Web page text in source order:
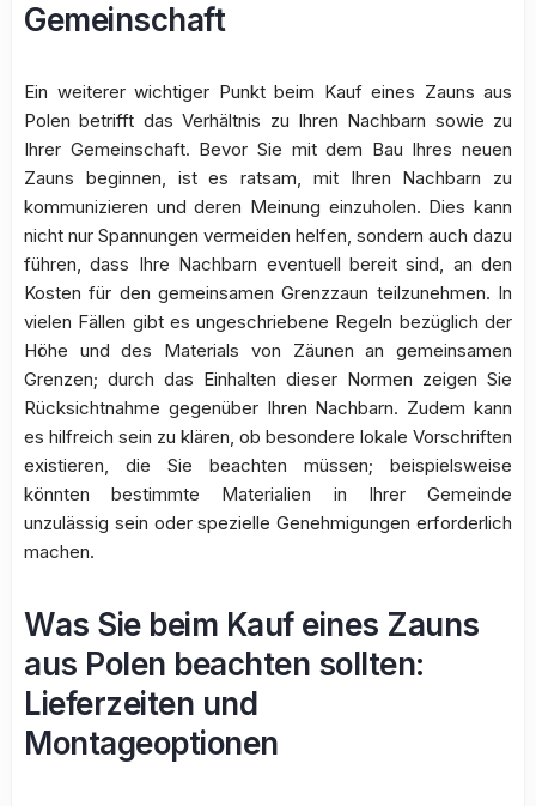
Gemeinschaft
Ein weiterer wichtiger Punkt beim Kauf eines Zauns aus
Polen betrifft das Verhältnis zu Ihren Nachbarn sowie zu
Ihrer Gemeinschaft. Bevor Sie mit dem Bau Ihres neuen
Zauns beginnen, ist es ratsam, mit Ihren Nachbarn zu
kommunizieren und deren Meinung einzuholen. Dies kann
nicht nur Spannungen vermeiden helfen, sondern auch dazu
führen, dass Ihre Nachbarn eventuell bereit sind, an den
Kosten für den gemeinsamen Grenzzaun teilzunehmen. In
vielen Fällen gibt es ungeschriebene Regeln bezüglich der
Höhe und des Materials von Zäunen an gemeinsamen
Grenzen; durch das Einhalten dieser Normen zeigen Sie
Rücksichtnahme gegenüber Ihren Nachbarn. Zudem kann
es hilfreich sein zu klären, ob besondere lokale Vorschriften
existieren, die Sie beachten müssen; beispielsweise
könnten bestimmte Materialien in Ihrer Gemeinde
unzulässig sein oder spezielle Genehmigungen erforderlich
machen.
Was Sie beim Kauf eines Zauns
aus Polen beachten sollten:
Lieferzeiten und
Montageoptionen